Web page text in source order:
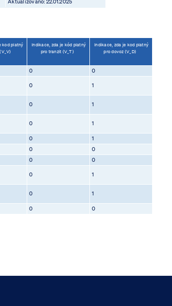
Aktualizováno: 22.01.2025
kod platný
Indikace, zda je kód platný
pro tranzit (V_T)
Indikace, zda je kod platný
pro dovoz (V_D)
0 0
0 1
0 1
0 1
0
1
0
0
0 0
0 1
0 1
0 0